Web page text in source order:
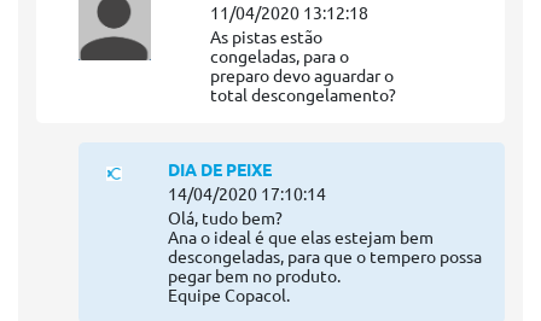
11/04/2020 13:12:18
As pistas estão
congeladas, para o
preparo devo aguardar o
total descongelamento?
DIA DE PEIXE
14/04/2020 17:10:14
Olá, tudo bem?
Ana o ideal é que elas estejam bem
descongeladas, para que o tempero possa
pegar bem no produto.
Equipe Copacol.